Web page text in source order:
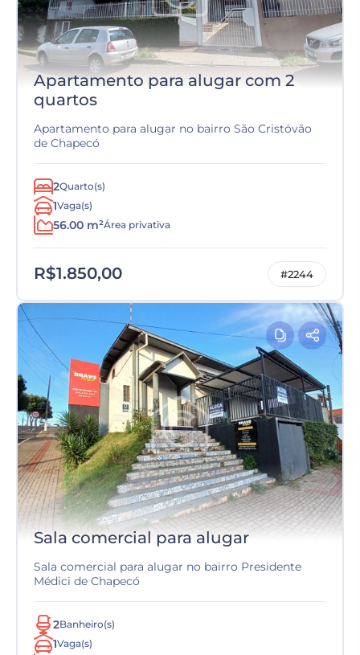
Apartamento para alugar com 2
quartos
Apartamento para alugar no bairro São Cristóvão
de Chapecó
2Quarto(s)
1Vaga(s)
56.00 m²Área privativa
R$1.850,00 #2244
Sala comercial para alugar
Sala comercial para alugar no bairro Presidente
Médici de Chapecó
2Banheiro(s)
1Vaga(s)